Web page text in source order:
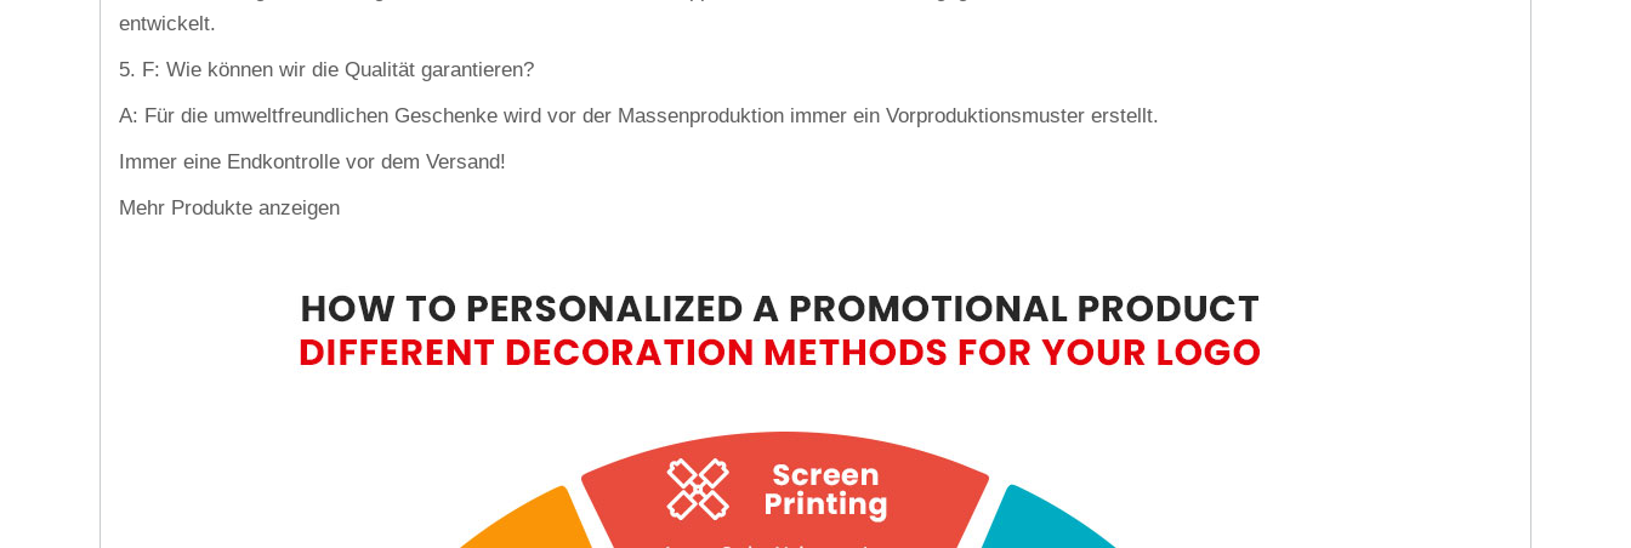
entwickelt.
5. F: Wie können wir die Qualität garantieren?
A: Für die umweltfreundlichen Geschenke wird vor der Massenproduktion immer ein Vorproduktionsmuster erstellt.
Immer eine Endkontrolle vor dem Versand!
Mehr Produkte anzeigen